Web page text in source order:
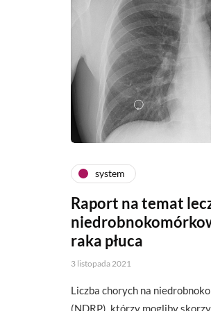
system
Raport na temat
raka płuca
3 listopada 2021
Liczba chorych na
(NDRP), którzy mogliby